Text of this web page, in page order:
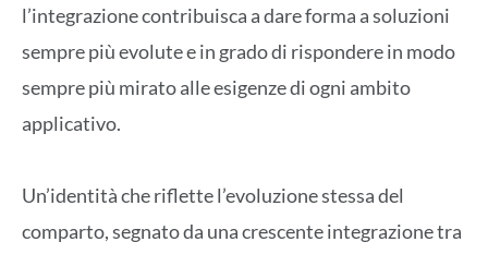
l’integrazione contribuisca a dare forma a soluzioni
sempre più evolute e in grado di rispondere in modo
sempre più mirato alle esigenze di ogni ambito
applicativo.
Un’identità che riflette l’evoluzione stessa del
comparto, segnato da una crescente integrazione tra